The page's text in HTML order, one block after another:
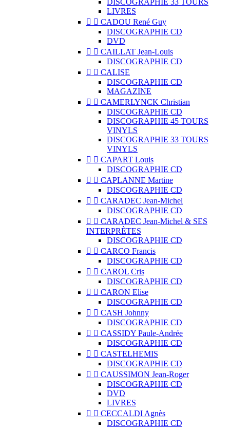
DISCOGRAPHIE 33 TOURS
LIVRES
  CADOU René Guy
DISCOGRAPHIE CD
DVD
  CAILLAT Jean-Louis
DISCOGRAPHIE CD
  CALISE
DISCOGRAPHIE CD
MAGAZINE
  CAMERLYNCK Christian
DISCOGRAPHIE CD
DISCOGRAPHIE 45 TOURS
VINYLS
DISCOGRAPHIE 33 TOURS
VINYLS
  CAPART Louis
DISCOGRAPHIE CD
  CAPLANNE Martine
DISCOGRAPHIE CD
  CARADEC Jean-Michel
DISCOGRAPHIE CD
  CARADEC Jean-Michel & SES
INTERPRÈTES
DISCOGRAPHIE CD
  CARCO Francis
DISCOGRAPHIE CD
  CAROL Cris
DISCOGRAPHIE CD
  CARON Elise
DISCOGRAPHIE CD
  CASH Johnny
DISCOGRAPHIE CD
  CASSIDY Paule-Andrée
DISCOGRAPHIE CD
  CASTELHEMIS
DISCOGRAPHIE CD
  CAUSSIMON Jean-Roger
DISCOGRAPHIE CD
DVD
LIVRES
  CECCALDI Agnès
DISCOGRAPHIE CD